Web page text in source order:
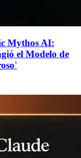
Mythos AI:
el Modelo de